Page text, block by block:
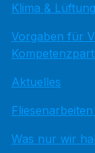
Klima &
Vorgaben für
Aktuelles
Was nur wir